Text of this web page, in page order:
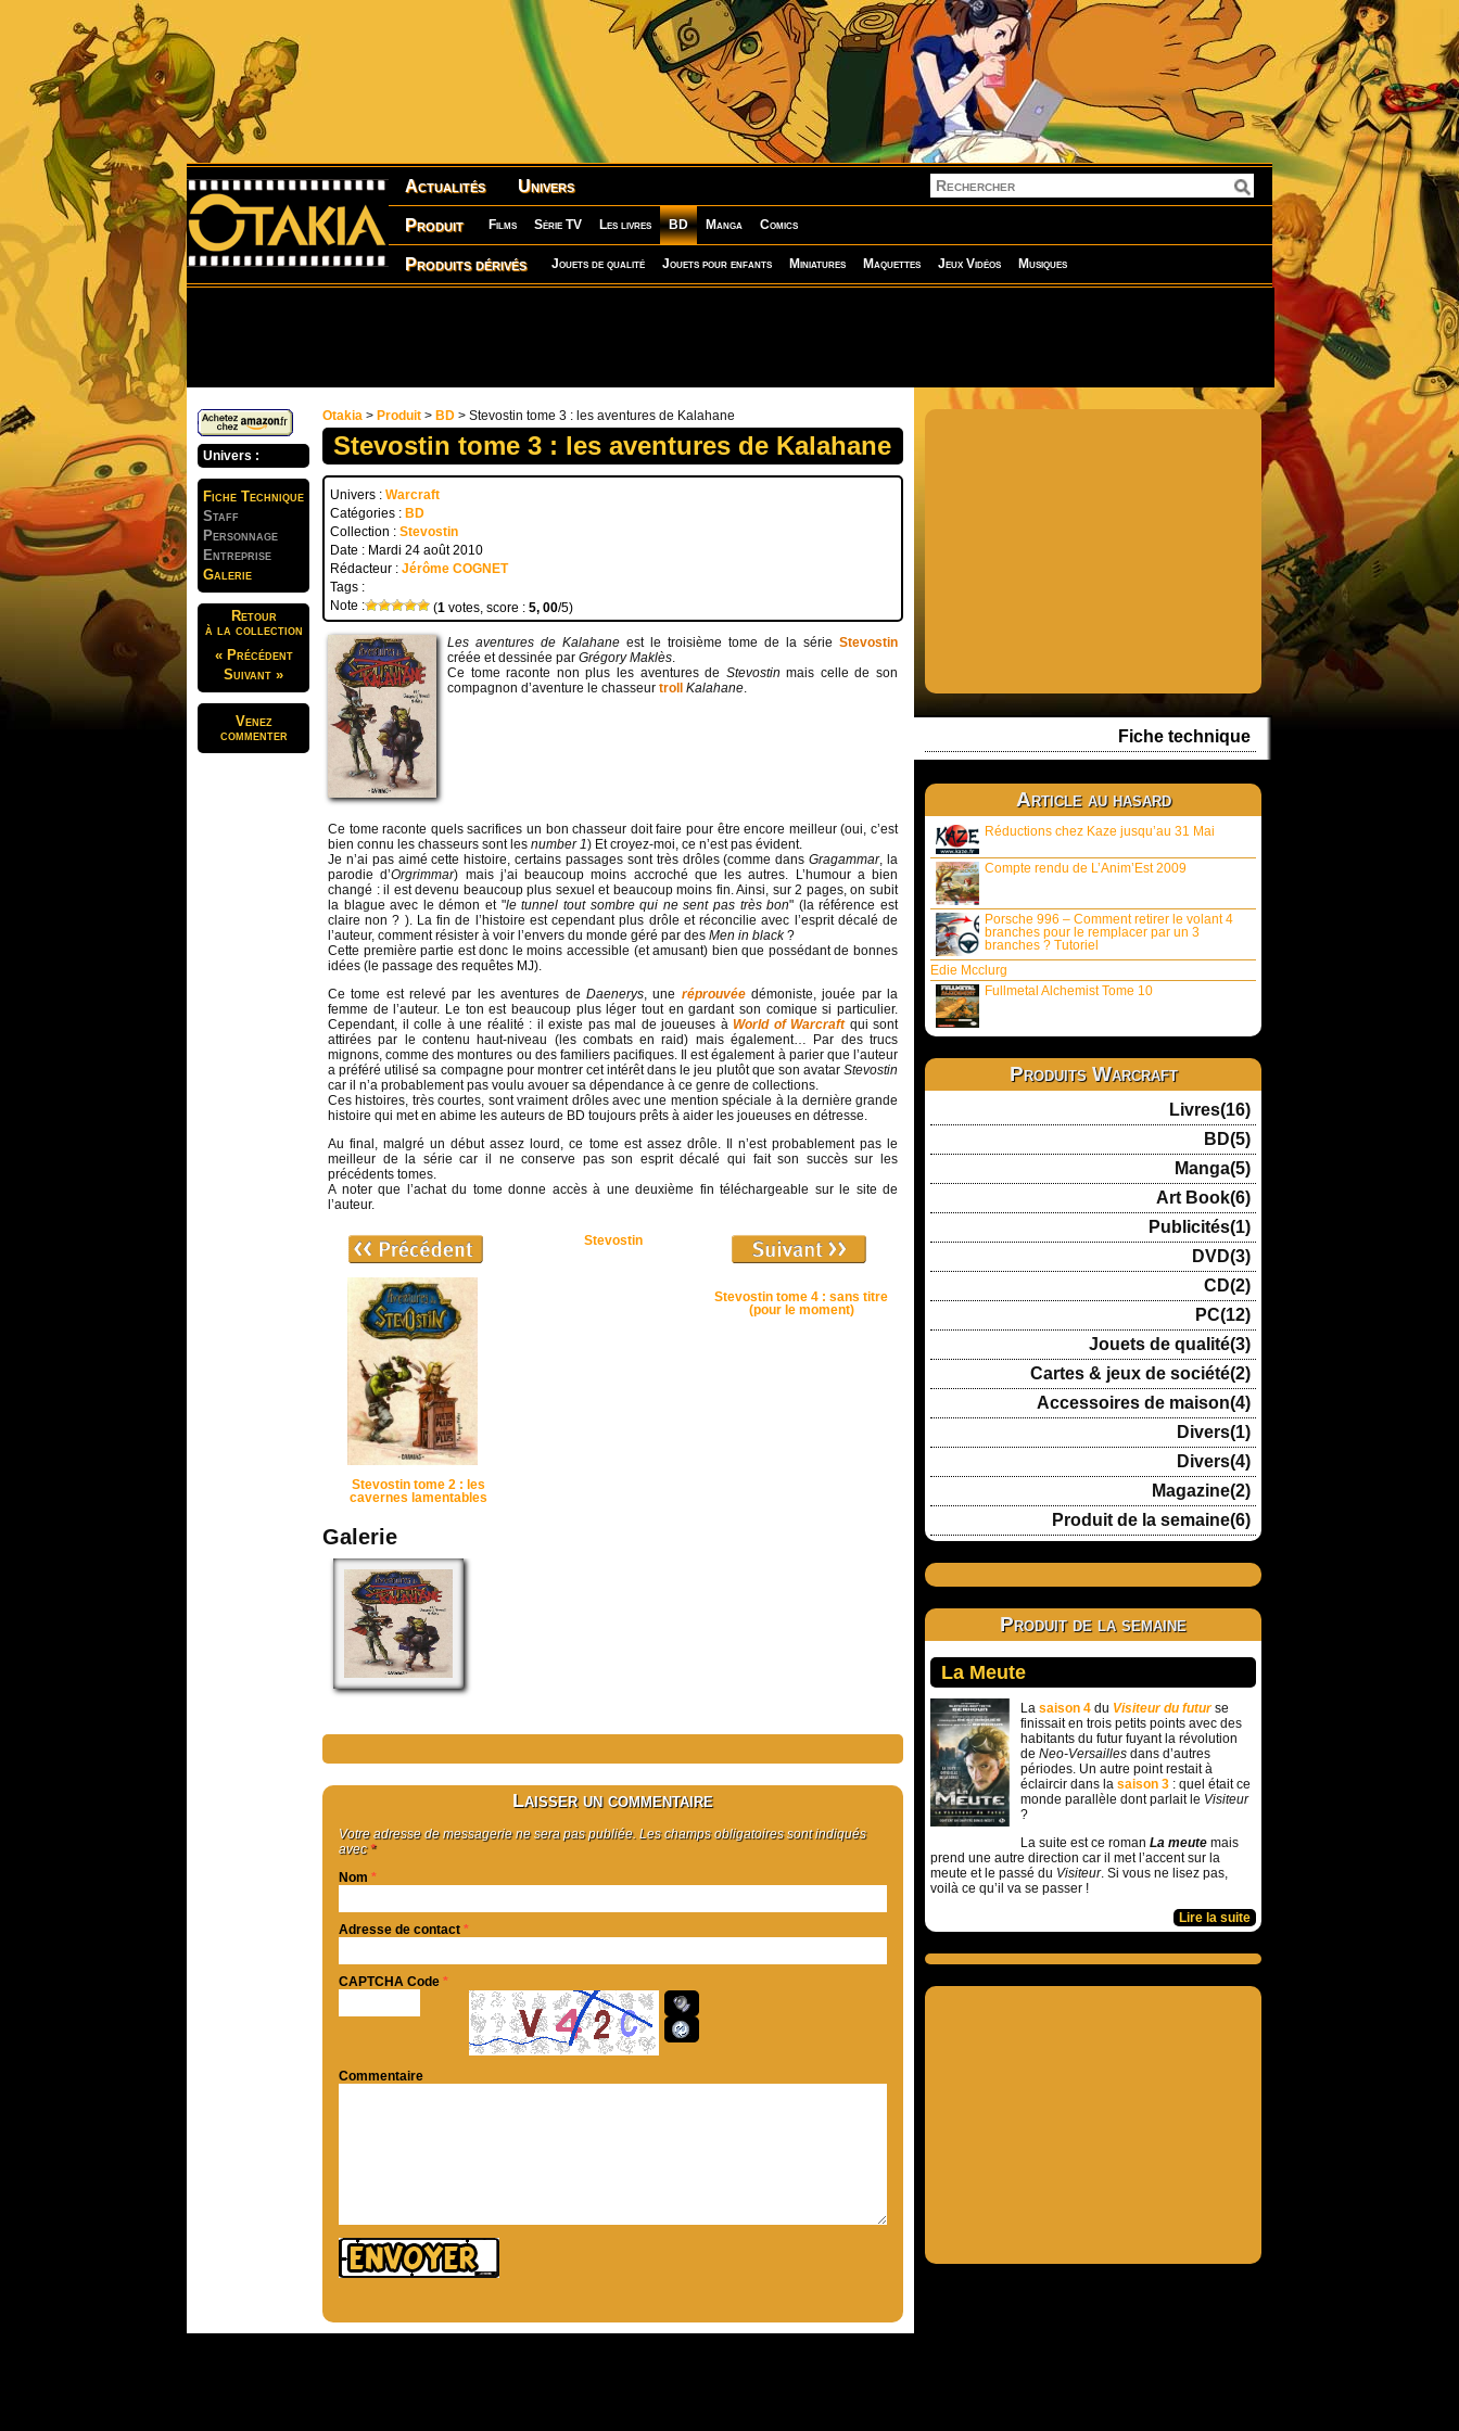
Actualités Univers
Produit Films Série TV Les livres BD Manga Comics
Produits dérivés Jouets de qualité Jouets pour enfants Miniatures Maquettes Jeux Vidéos Musiques
Univers :
Fiche Technique
Staff
Personnage
Entreprise
Galerie
Retour
à la collection
« Précédent
Suivant »
Venez
commenter
Otakia > Produit > BD > Stevostin tome 3 : les aventures de Kalahane
Stevostin tome 3 : les aventures de Kalahane
Univers : Warcraft
Catégories : BD
Collection : Stevostin
Date : Mardi 24 août 2010
Rédacteur : Jérôme COGNET
Tags :
Note :
(1 votes, score : 5, 00/5)
Les aventures de Kalahane est le troisième tome de la série Stevostin
créée et dessinée par Grégory Maklès.
Ce tome raconte non plus les aventures de Stevostin mais celle de son
compagnon d’aventure le chasseur troll Kalahane.
Ce tome raconte quels sacrifices un bon chasseur doit faire pour être encore meilleur (oui, c’est
bien connu les chasseurs sont les number 1) Et croyez-moi, ce n’est pas évident.
Je n’ai pas aimé cette histoire, certains passages sont très drôles (comme dansGragammar, la
parodie d’Orgrimmar) mais j’ai beaucoup moins accroché que les autres. L’humour a bien
changé : il est devenu beaucoup plus sexuel et beaucoup moins fin. Ainsi, sur 2 pages, on subit
la blague avec le démon et "le tunnel tout sombre qui ne sent pas très bon" (la référence est
claire non ? ). La fin de l’histoire est cependant plus drôle et réconcilie avec l’esprit décalé de
l’auteur, comment résister à voir l’envers du monde géré par des Men in black?
Cette première partie est donc le moins accessible (et amusant) bien que possédant de bonnes
idées (le passage des requêtes MJ).
Ce tome est relevé par les aventures de Daenerys, une réprouvéedémoniste, jouée par la
femme de l’auteur. Le ton est beaucoup plus léger tout en gardant son comique si particulier.
Cependant, il colle à une réalité : il existe pas mal de joueuses à World of Warcraftqui sont
attirées par le contenu haut-niveau (les combats en raid) mais également… Par des trucs
mignons, comme des montures ou des familiers pacifiques. Il est également à parier que l’auteur
a préféré utilisé sa compagne pour montrer cet intérêt dans le jeu plutôt que son avatar Stevostin
car il n’a probablement pas voulu avouer sa dépendance à ce genre de collections.
Ces histoires, très courtes, sont vraiment drôles avec une mention spéciale à la dernière grande
histoire qui met en abime les auteurs de BD toujours prêts à aider les joueuses en détresse.
Au final, malgré un début assez lourd, ce tome est assez drôle. Il n’est probablement pas le
meilleur de la série car il ne conserve pas son esprit décalé qui fait son succès sur les
précédents tomes.
A noter que l’achat du tome donne accès à une deuxième fin téléchargeable sur le site de
l’auteur.
Stevostin tome 2 : les
cavernes lamentables
Stevostin
Stevostin tome 4 : sans titre
(pour le moment)
Galerie
Laisser un commentaire
Votre adresse de messagerie ne sera pas publiée. Les champs obligatoires sont indiqués
avec*
Nom *
Adresse de contact *
CAPTCHA Code *
Commentaire
Fiche technique
Article au hasard
Réductions chez Kaze jusqu’au 31 Mai
Compte rendu de L’Anim’Est 2009
Porsche 996 – Comment retirer le volant 4
branches pour le remplacer par un 3
branches ? Tutoriel
Edie Mcclurg
Fullmetal Alchemist Tome 10
Produits Warcraft
Livres(16)
BD(5)
Manga(5)
Art Book(6)
Publicités(1)
DVD(3)
CD(2)
PC(12)
Jouets de qualité(3)
Cartes & jeux de société(2)
Accessoires de maison(4)
Divers(1)
Divers(4)
Magazine(2)
Produit de la semaine(6)
Produit de la semaine
La Meute
La saison 4 du Visiteur du futurse
finissait en trois petits points avec des
habitants du futur fuyant la révolution
de Neo-Versailles dans d’autres
périodes. Un autre point restait à
éclaircir dans la saison 3 : quel était ce
monde parallèle dont parlait le Visiteur
?
La suite est ce roman La meute mais
prend une autre direction car il met l’accent sur la
meute et le passé du Visiteur. Si vous ne lisez pas,
voilà ce qu’il va se passer !
Lire la suite